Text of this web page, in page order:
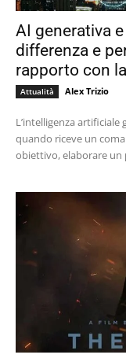
AI generativa
differenza e
rapporto con
Attualità Alex Trizio
L’intelligenza
quando riceve un
obiettivo, elaborare un